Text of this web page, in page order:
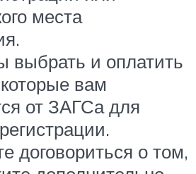
места
выбрать и оплатить
вам
от ЗАГСа для
договориться о том,